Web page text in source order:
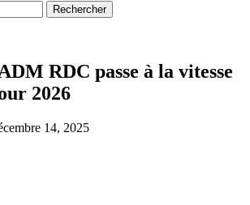
RDC passe à la vitesse
2026
14, 2025